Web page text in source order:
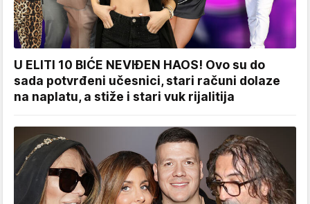
U ELITI 10 BIĆE NEVIĐEN HAOS! Ovo su do
sada potvrđeni učesnici, stari računi dolaze
na naplatu, a stiže i stari vuk rijalitija